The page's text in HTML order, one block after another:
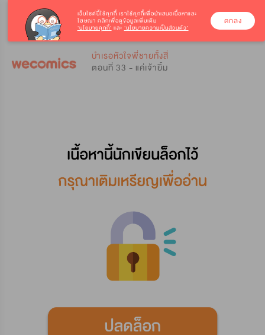
บำเรอหัวใจพี่ชายทั้งสี่
ตอนที่ 33 - แค่เจ้ายิ้ม
เว็บไซต์นี้ใช้คุกกี้ เราใช้คุกกี้เพื่อนำเสนอเนื้อหาและ
โฆษณา คลิกเพื่อดูข้อมูลเพิ่มเติม
‘นโยบายคุกกี้’ และ ‘นโยบายความเป็นส่วนตัว’
ตกลง